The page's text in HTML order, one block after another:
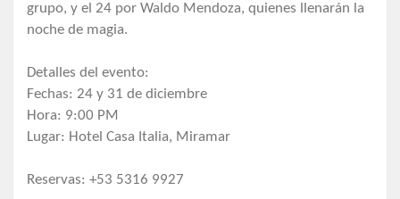
grupo, y el 24 por Waldo Mendoza, quienes llenarán la
noche de magia.
Detalles del evento:
Fechas: 24 y 31 de diciembre
Hora: 9:00 PM
Lugar: Hotel Casa Italia, Miramar
Reservas: +53 5316 9927